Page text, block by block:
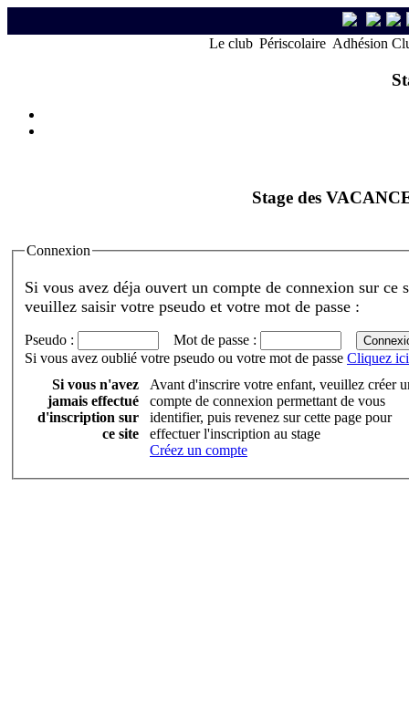
Le club Périscolaire Adhésion
Stage des
Connexion
Si vous avez déja ouvert un compte de connexion sur ce
veuillez saisir votre pseudo et votre mot de passe :
Pseudo :
Mot de passe :
Si vous avez oublié votre pseudo ou votre mot de passe Cliquez ici
Si vous n'avez
jamais effectué
d'inscription sur
ce site
Avant d'inscrire votre enfant, veuillez créer
compte de connexion permettant de vous
identifier, puis revenez sur cette page pour
effectuer l'inscription au stage
Créez un compte